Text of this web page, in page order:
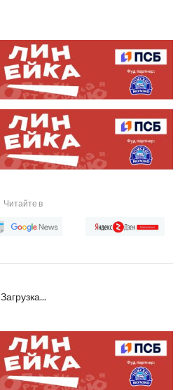
Читайте в
Загрузка...